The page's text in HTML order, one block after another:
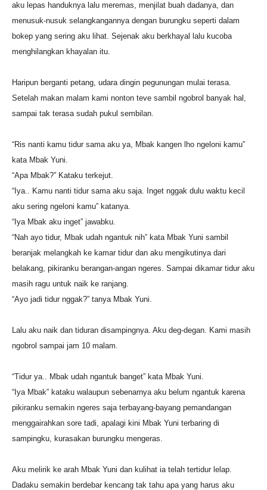
aku lepas handuknya lalu meremas, menjilat buah dadanya, dan
menusuk-nusuk selangkangannya dengan burungku seperti dalam
bokep yang sering aku lihat. Sejenak aku berkhayal lalu kucoba
menghilangkan khayalan itu.
Haripun berganti petang, udara dingin pegunungan mulai terasa.
Setelah makan malam kami nonton teve sambil ngobrol banyak hal,
sampai tak terasa sudah pukul sembilan.
“Ris nanti kamu tidur sama aku ya, Mbak kangen lho ngeloni kamu”
kata Mbak Yuni.
“Apa Mbak?” Kataku terkejut.
“Iya.. Kamu nanti tidur sama aku saja. Inget nggak dulu waktu kecil
aku sering ngeloni kamu” katanya.
“Iya Mbak aku inget” jawabku.
“Nah ayo tidur, Mbak udah ngantuk nih” kata Mbak Yuni sambil
beranjak melangkah ke kamar tidur dan aku mengikutinya dari
belakang, pikiranku berangan-angan ngeres. Sampai dikamar tidur aku
masih ragu untuk naik ke ranjang.
“Ayo jadi tidur nggak?” tanya Mbak Yuni.
Lalu aku naik dan tiduran disampingnya. Aku deg-degan. Kami masih
ngobrol sampai jam 10 malam.
“Tidur ya.. Mbak udah ngantuk banget” kata Mbak Yuni.
“Iya Mbak” kataku walaupun sebenarnya aku belum ngantuk karena
pikiranku semakin ngeres saja terbayang-bayang pemandangan
menggairahkan sore tadi, apalagi kini Mbak Yuni terbaring di
sampingku, kurasakan burungku mengeras.
Aku melirik ke arah Mbak Yuni dan kulihat ia telah tertidur lelap.
Dadaku semakin berdebar kencang tak tahu apa yang harus aku